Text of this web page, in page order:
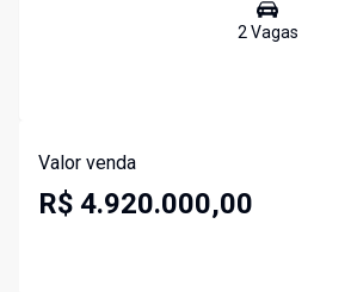
2Vagas
Valor venda
R$ 4.920.000,00